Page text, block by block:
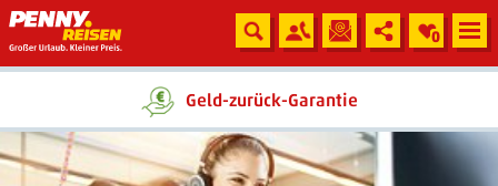
0
Geld-zurück-Garantie